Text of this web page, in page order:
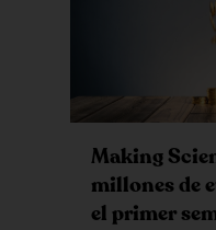
Making
millones de
el primer